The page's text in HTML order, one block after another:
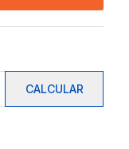
CALCULAR